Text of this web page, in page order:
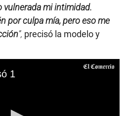
vulnerada mi intimidad.
por culpa mía, pero eso me
”, precisó la modelo y
1